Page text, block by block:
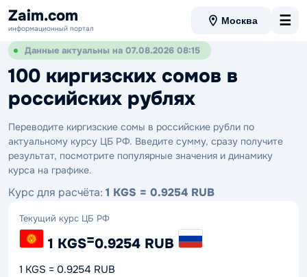
Zaim.com
информационный портал
Москва ☰
Данные актуальны на 07.08.2026 08:15
100 киргизских сомов в
российских рублях
Переводите киргизские сомы в российские рубли по
актуальному курсу ЦБ РФ. Введите сумму, сразу получите
результат, посмотрите популярные значения и динамику
курса на графике.
Курс для расчёта: 1 KGS = 0.9254 RUB
Текущий курс ЦБ РФ
1 KGS=0.9254 RUB
1 KGS = 0.9254 RUB